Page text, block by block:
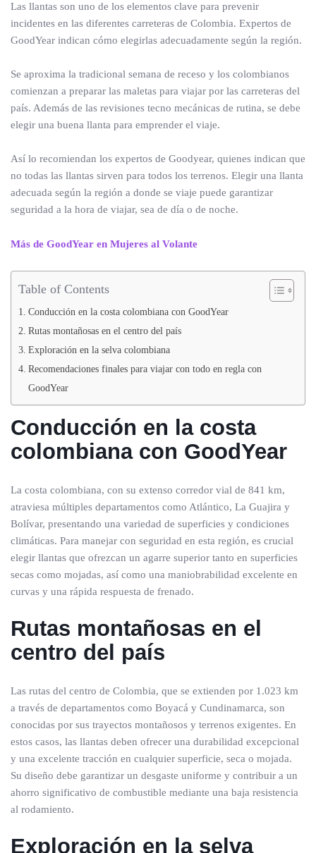
Las llantas son uno de los elementos clave para prevenir
incidentes en las diferentes carreteras de Colombia. Expertos de
GoodYear indican cómo elegirlas adecuadamente según la región.
Se aproxima la tradicional semana de receso y los colombianos
comienzan a preparar las maletas para viajar por las carreteras del
país. Además de las revisiones tecno mecánicas de rutina, se debe
elegir una buena llanta para emprender el viaje.
Así lo recomiendan los expertos de Goodyear, quienes indican que
no todas las llantas sirven para todos los terrenos. Elegir una llanta
adecuada según la región a donde se viaje puede garantizar
seguridad a la hora de viajar, sea de día o de noche.
Más de GoodYear en Mujeres al Volante
Table of Contents
Conducción en la costa colombiana con GoodYear
Rutas montañosas en el centro del país
Exploración en la selva colombiana
Recomendaciones finales para viajar con todo en regla con
GoodYear
Conducción en la costa
colombianacon GoodYear
La costa colombiana, con su extenso corredor vial de 841 km,
atraviesa múltiples departamentos como Atlántico, La Guajira y
Bolívar, presentando una variedad de superficies y condiciones
climáticas. Para manejar con seguridad en esta región, es crucial
elegir llantas que ofrezcan un agarre superior tanto en superficies
secas como mojadas, así como una maniobrabilidad excelente en
curvas y una rápida respuesta de frenado.
Rutas montañosas en el
centro del país
Las rutas del centro de Colombia, que se extienden por 1.023 km
a través de departamentos como Boyacá y Cundinamarca, son
conocidas por sus trayectos montañosos y terrenos exigentes. En
estos casos, las llantas deben ofrecer una durabilidad excepcional
y una excelente tracción en cualquier superficie, seca o mojada.
Su diseño debe garantizar un desgaste uniforme y contribuir a un
ahorro significativo de combustible mediante una baja resistencia
al rodamiento.
Exploración en la selva